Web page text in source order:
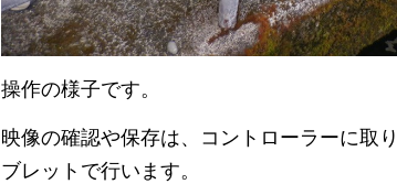
操作の様子です。
映像の確認や保存は、コントローラーに取
ブレットで行います。